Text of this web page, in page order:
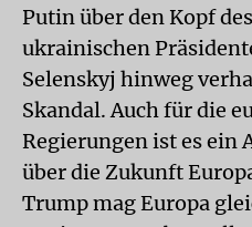
Putin über den Kopf
ukrainischen
Selenskyj hinweg
Skandal. Auch für die
Regierungen ist es ein
über die Zukunft
Trump mag Europa